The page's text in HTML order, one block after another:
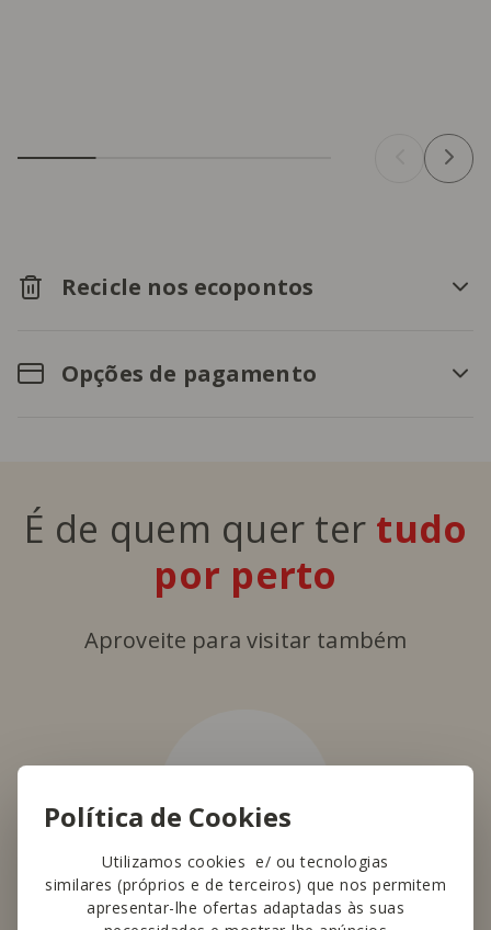
Política de Cookies
Utilizamos cookies e/ ou tecnologias
similares (próprios e de terceiros) que nos permitem
apresentar-lhe ofertas adaptadas às suas
Recicle nos ecopontos
Opções de pagamento
É de quem quer ter tudo
por perto
Aproveite para visitar também
Bagga